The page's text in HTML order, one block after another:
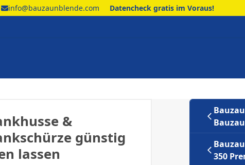
info@bauzaunblende.com Datencheck gratis im Voraus!
&
günstig
lassen
350